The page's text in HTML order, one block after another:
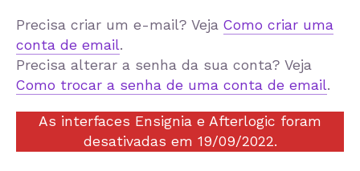
Precisa criar um e-mail? Veja Como criar uma
conta de email.
Precisa alterar a senha da sua conta? Veja
Como trocar a senha de uma conta de email.
As interfaces Ensignia e Afterlogic foram
desativadas em 19/09/2022.